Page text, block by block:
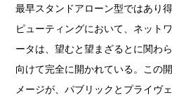
最早スタンドアローン型ではあり
ピューティングにおいて、ネット
ータは、望むと望まざるとに関わ
向けて完全に開かれている。この
メージが、パブリックとプライヴ